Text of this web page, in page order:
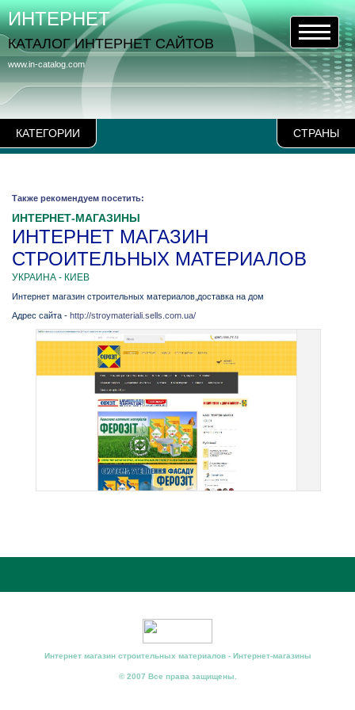
КАТЕГОРИИ СТРАНЫ
www.in-catalog.com
ИНТЕРНЕТ
КАТАЛОГ ИНТЕРНЕТ САЙТОВ
Также рекомендуем посетить:
ИНТЕРНЕТ-МАГАЗИНЫ
ИНТЕРНЕТ МАГАЗИН
СТРОИТЕЛЬНЫХ МАТЕРИАЛОВ
УКРАИНА - КИЕВ
Интернет магазин строительных материалов,доставка на дом
Адрес сайта - http://stroymateriali.sells.com.ua/
Интернет магазин строительных материалов - Интернет-магазины
© 2007 Все права защищены.